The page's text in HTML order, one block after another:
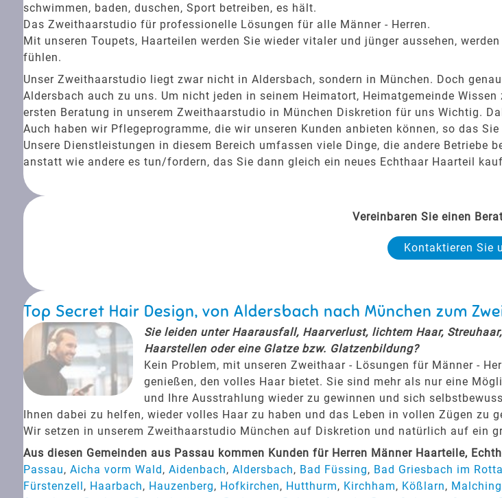
schwimmen, baden, duschen, Sport betreiben, es hält.
Das Zweithaarstudio für professionelle Lösungen für alle Männer - Herren.
Mit unseren Toupets, Haarteilen werden Sie wieder vitaler und jünger aussehen,
fühlen.
Unser Zweithaarstudio liegt zwar nicht in Aldersbach, sondern in München. Doch
Aldersbach auch zu uns. Um nicht jeden in seinem Heimatort, Heimatgemeinde
ersten Beratung in unserem Zweithaarstudio in München Diskretion für uns Wichtig.
Auch haben wir Pflegeprogramme, die wir unseren Kunden anbieten können, so das
Unsere Dienstleistungen in diesem Bereich umfassen viele Dinge, die andere Betriebe
anstatt wie andere es tun/fordern, das Sie dann gleich ein neues Echthaar Haarteil
Vereinbaren Sie einen
Kontaktieren Sie
Top Secret Hair Design, von Aldersbach nach München zum
Sie leiden unter Haarausfall, Haarverlust, lichtem Haar,
Haarstellen oder eine Glatze bzw. Glatzenbildung?
Kein Problem, mit unseren Zweithaar - Lösungen für Männer -
genießen, den volles Haar bietet. Sie sind mehr als nur eine
und Ihre Ausstrahlung wieder zu gewinnen und sich
Ihnen dabei zu helfen, wieder volles Haar zu haben und das Leben in vollen Zügen zu
Wir setzen in unserem Zweithaarstudio München auf Diskretion und natürlich auf ein
Aus diesen Gemeinden aus Passau kommen Kunden für Herren Männer Haarteile,
Passau, Aicha vorm Wald, Aidenbach, Aldersbach, Bad Füssing, Bad Griesbach im
Fürstenzell, Haarbach, Hauzenberg, Hofkirchen, Hutthurm, Kirchham, Kößlarn, Malching